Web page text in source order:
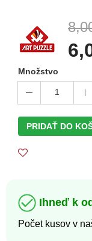
Množstvo
1
PRIDAŤ DO
Ihneď k
Počet kusov v